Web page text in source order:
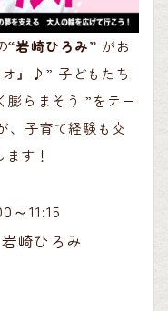
“岩崎ひろみ” がお
』♪” 子どもたち
膨らまそう ”をテー
、子育て経験も交
す！
～11:15
崎ひろみ